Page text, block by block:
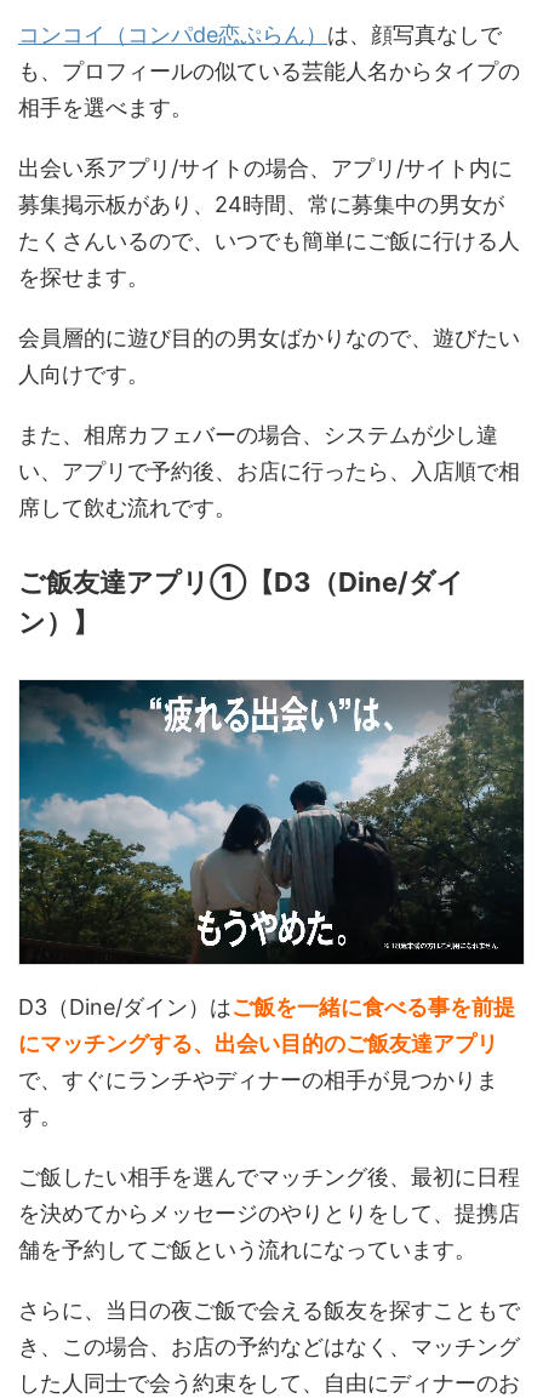
コンコイ（コンパde恋ぷらん） は、顔写真なしで
も、プロフィールの似ている芸能人名からタイプの
相手を選べます。
出会い系アプリ/サイトの場合、アプリ/サイト内に
募集掲示板があり、24時間、常に募集中の男女が
たくさんいるので、いつでも簡単にご飯に行ける人
を探せます。
会員層的に遊び目的の男女ばかりなので、遊びたい
人向けです。
また、相席カフェバーの場合、システムが少し違
い、アプリで予約後、お店に行ったら、入店順で相
席して飲む流れです。
ご飯友達アプリ①【D3（Dine/ダイ
ン）】
D3（Dine/ダイン）はご飯を一緒に食べる事を前提
にマッチングする、出会い目的のご飯友達アプリ
で、すぐにランチやディナーの相手が見つかりま
す。
ご飯したい相手を選んでマッチング後、最初に日程
を決めてからメッセージのやりとりをして、提携店
舗を予約してご飯という流れになっています。
さらに、当日の夜ご飯で会える飯友を探すこともで
き、この場合、お店の予約などはなく、マッチング
した人同士で会う約束をして、自由にディナーのお